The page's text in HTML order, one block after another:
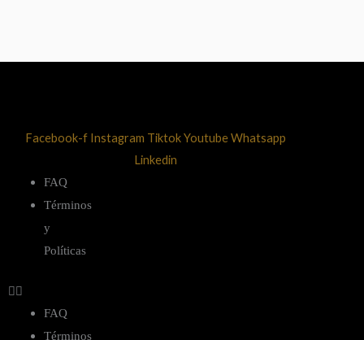
Facebook-f Instagram TiktokYoutubeWhatsapp
Linkedin
FAQ
Términos
y
Políticas
FAQ
Términos